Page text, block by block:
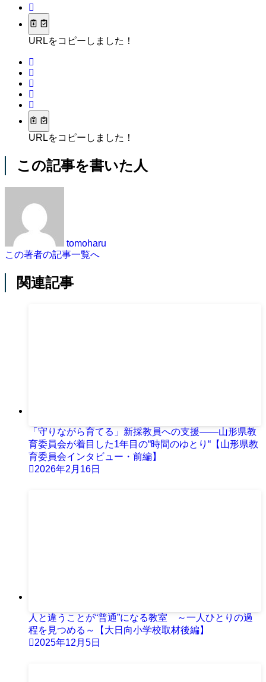
URLをコピーしました！
URLをコピーしました！
この記事を書いた人
tomoharu
この著者の記事一覧へ
関連記事
「守りながら育てる」新採教員への支援――山形県教
育委員会が着目した1年目の“時間のゆとり“【山形県教
育委員会インタビュー・前編】
2026年2月16日
人と違うことが“普通”になる教室 ～一人ひとりの過
程を見つめる～【大日向小学校取材後編】
2025年12月5日